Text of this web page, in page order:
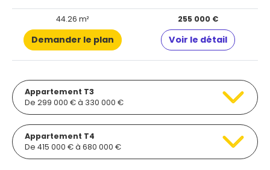
44.26 m² 255 000 €
Demander le plan Voir le détail
Appartement T3
De 299 000 € à 330 000 €
Appartement T4
De 415 000 € à 680 000 €